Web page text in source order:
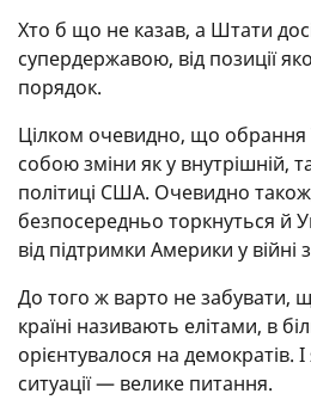
Хто б що не казав, а Штати
супердержавою, від позиції
порядок.
Цілком очевидно, що обрання
собою зміни як у внутрішній,
політиці США. Очевидно
безпосередньо торкнуться й
від підтримки Америки у війні
До того ж варто не забувати,
країні називають елітами, в
орієнтувалося на демократів.
ситуації — велике питання.